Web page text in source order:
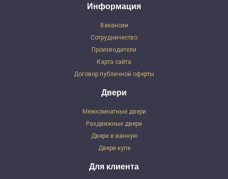
Информация
Вакансии
Сотрудничество
Производители
Карта сайта
Договор публичной оферты
Двери
Межкомнатные двери
Раздвижные двери
Двери в ванную
Двери купе
Для клиента